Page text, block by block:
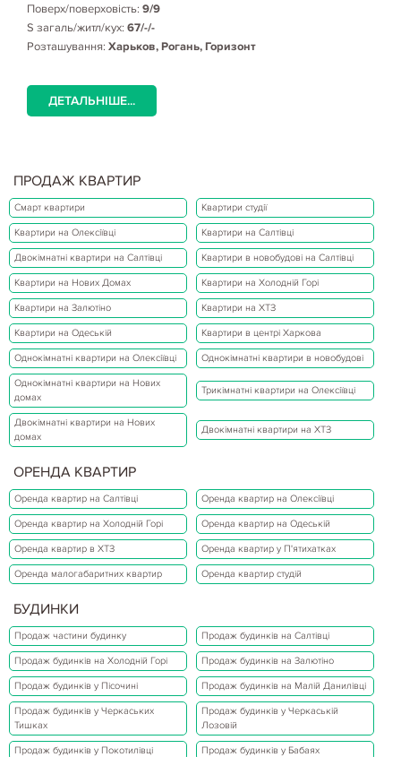
Поверх/поверховість: 9/9
S загаль/житл/кух: 67/-/-
Розташування: Харьков, Рогань, Горизонт
ДЕТАЛЬНІШЕ...
ПРОДАЖ КВАРТИР
Смарт квартири Квартири студії
Квартири на Олексіївці Квартири на Салтівці
Двокімнатні квартири на Салтівці Квартири в новобудові на Салтівці
Квартири на Нових Домах Квартири на Холодній Горі
Квартири на Залютіно Квартири на ХТЗ
Квартири на Одеській Квартири в центрі Харкова
Однокімнатні квартири на Олексіївці Однокімнатні квартири в новобудові
Однокімнатні квартири на Нових
домах
Трикімнатні квартири на Олексіївці
Двокімнатні квартири на Нових
домах
Двокімнатні квартири на ХТЗ
ОРЕНДА КВАРТИР
Оренда квартир на Салтівці Оренда квартир на Олексіївці
Оренда квартир на Холодній Горі Оренда квартир на Одеській
Оренда квартир в ХТЗ Оренда квартир у П'ятихатках
Оренда малогабаритних квартир Оренда квартир студій
БУДИНКИ
Продаж частини будинку Продаж будинків на Салтівці
Продаж будинків на Холодній Горі Продаж будинків на Залютіно
Продаж будинків у Пісочині Продаж будинків на Малій Данилівці
Продаж будинків у Черкаських
Тишках
Продаж будинків у Черкаській
Лозовій
Продаж будинків у Покотилівці Продаж будинків у Бабаях